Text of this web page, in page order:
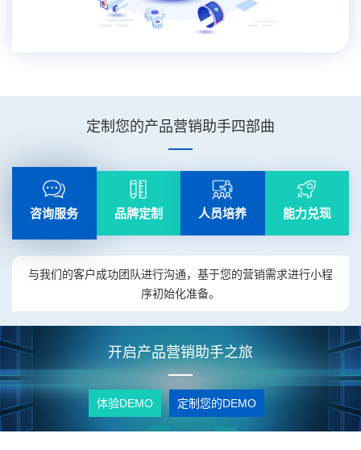
定制您的产品营销助手四部曲
咨询服务 品牌定制 人员培养 能力兑现
与我们的客户成功团队进行沟通，基于您的营销需求进行小程
序初始化准备。
开启产品营销助手之旅
体验DEMO 定制您的DEMO